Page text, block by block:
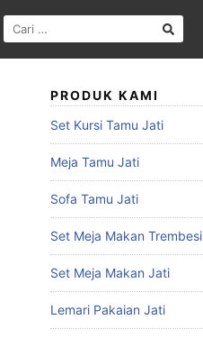
PRODUK KAMI
Set Kursi Tamu Jati
Meja Tamu Jati
Sofa Tamu Jati
Set Meja Makan Trembesi
Set Meja Makan Jati
Lemari Pakaian Jati